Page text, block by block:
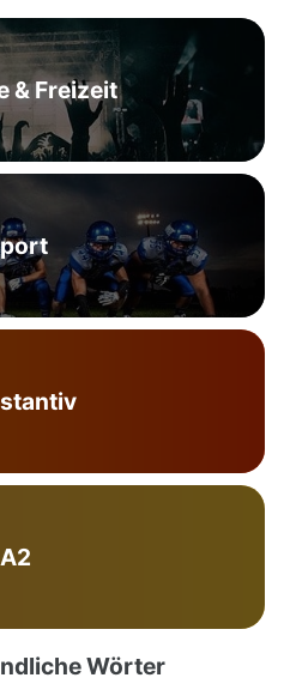
& Freizeit
A2
Wörter